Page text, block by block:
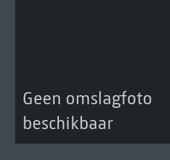
Geen omslagfoto
beschikbaar